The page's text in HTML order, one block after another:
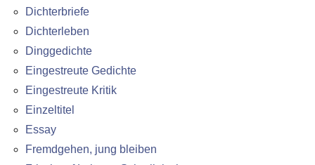
Dichterbriefe
Dichterleben
Dinggedichte
Eingestreute Gedichte
Eingestreute Kritik
Einzeltitel
Essay
Fremdgehen, jung bleiben